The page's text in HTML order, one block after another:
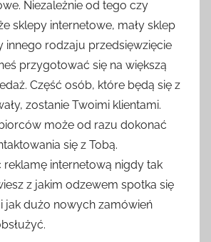
Niezależnie od tego czy
sklepy internetowe, mały sklep
innego rodzaju przedsięwzięcie
przygotować się na większą
Część osób, które będą się z
zostanie Twoimi klientami.
może od razu dokonać
się z Tobą.
reklamę internetową nigdy tak
z jakim odzewem spotka się
jak dużo nowych zamówień